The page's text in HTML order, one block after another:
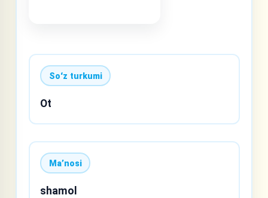
Soʻz turkumi
Ot
Maʼnosi
shamol